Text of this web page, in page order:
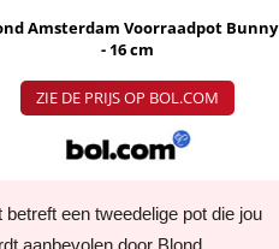
Amsterdam Voorraadpot Bunny
- 16 cm
ZIE DE PRIJS OP BOL.COM
betreft een tweedelige pot die jou
aanbevolen door Blond